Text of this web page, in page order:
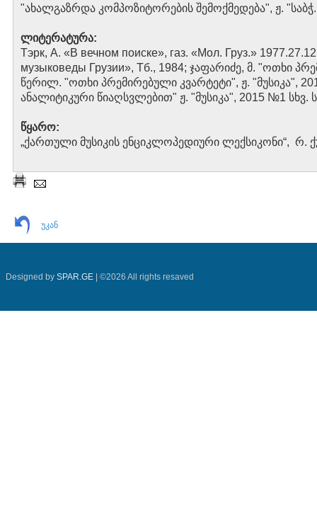
"ახალგაზრდა კომპოზიტორების შემოქმედება", ჟ.
ლიტერატურა:
Тэрк, А. «В вечном поиске», газ. «Мол. Груз.»
музыковеды Грузии», Тб., 1984; ჯაფარიძე, მ. "ოთხი
წერილ. "ოთხი პრემირებული კვარტეტი", ჟ. "მუსიკა",
ანალიტიკური წიაღსვლებით" ჟ. "მუსიკა", 2015 №1 სხვ.
წყარო:
„ქართული მუსიკის ენციკლოპედიური ლექსიკონი“, რ.
უკან
Designed by SPAR.GE | ©2026 All rights resaved